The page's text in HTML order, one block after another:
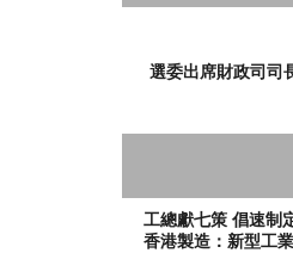
選委出席財政司司
工總獻七
香港製